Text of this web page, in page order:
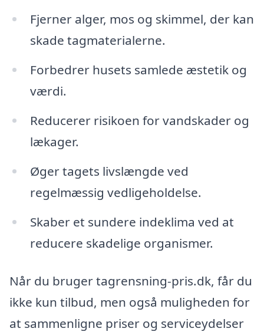
Fjerner alger, mos og skimmel, der kan
skade tagmaterialerne.
Forbedrer husets samlede æstetik og
værdi.
Reducerer risikoen for vandskader og
lækager.
Øger tagets livslængde ved
regelmæssig vedligeholdelse.
Skaber et sundere indeklima ved at
reducere skadelige organismer.
Når du bruger tagrensning-pris.dk, får du
ikke kun tilbud, men også muligheden for
at sammenligne priser og serviceydelser